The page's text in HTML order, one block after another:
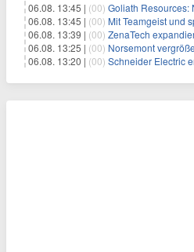
06.08. 13:45 | (00) Goliath Resources: Neue
06.08. 13:45 | (00) Mit Teamgeist und sportlichem Engagement für den guten
06.08. 13:39 | (00) ZenaTech expandiert mit seiner 27. Übernahme im Drone-as-a-Service-Geschäft nach Idaho und
06.08. 13:25 | (00) Norsemont vergrößert
06.08. 13:20 | (00) Schneider Electric erzielt im ersten Halbjahr 2026